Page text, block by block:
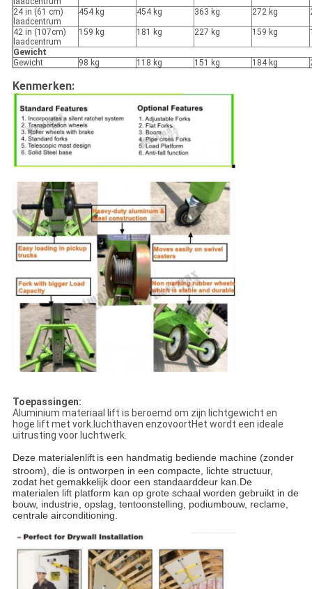
24 in (61 cm)
laadcentrum
454 kg 454 kg 363 kg 272 kg
42 in (107cm)
laadcentrum
159 kg 181 kg 227 kg 159 kg
Gewicht
Gewicht
98 kg 118 kg 151 kg 184 kg
Kenmerken:
Toepassingen:
Aluminium materiaal lift is beroemd om zijn lichtgewicht en
hoge lift met vork.luchthaven enzovoortHet wordt een ideale
uitrusting voor luchtwerk.
Deze materialenlift is een handmatig bediende machine (zonder
stroom), die is ontworpen in een compacte, lichte structuur,
zodat het gemakkelijk door een standaarddeur kan.De
materialen lift platform kan op grote schaal worden gebruikt in de
bouw, industrie, opslag, tentoonstelling, podiumbouw, reclame,
centrale airconditioning.